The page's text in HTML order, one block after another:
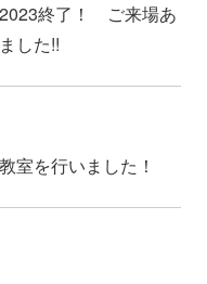
2023終了！ ご来場あ
した!!
室を行いました！